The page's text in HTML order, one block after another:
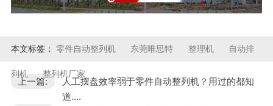
本文标签： 零件自动整列机 东莞唯思特 整理机 自动排
列机 整列机厂家
上一篇:
人工摆盘效率弱于零件自动整列机？用过的都知
道....